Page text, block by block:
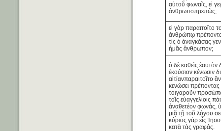
αὐτοῦ φωναῖς, εἰ
ἀνθρωποπρεπῶς;
εἰ γὰρ παραιτοῖτο
ἀνθρώπῳ
τίς ὁ ἀναγκάσας
ἡμᾶς ἄνθρωπον;
ὁ δὲ καθεὶς ἑαυτὸν
ἑκούσιον κένωσιν
αἰτίανπαραιτοῖτο
κενώσει πρέποντας
τοιγαροῦν
τοῖς εὐαγγελίοις
ἀναθετέον φωνάς,
μιᾷ τῇ τοῦ λόγου
κύριος γὰρ εἷς
κατὰ τὰς γραφάς.